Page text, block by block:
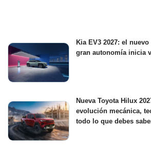
Kia EV3 2027: el
gran autonomía inicia
Nueva Toyota Hilux
evolución mecánica,
todo lo que debes